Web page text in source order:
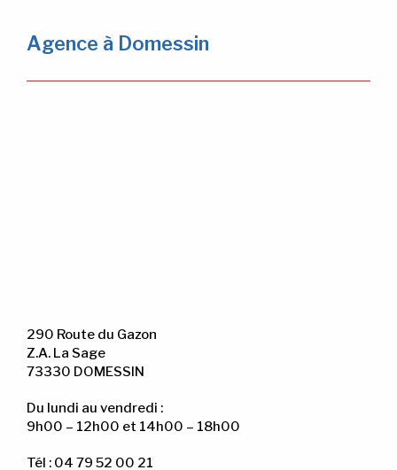
Agence à Domessin
290 Route du Gazon
Z.A. La Sage
73330 DOMESSIN
Du lundi au vendredi :
9h00 – 12h00 et 14h00 – 18h00
Tél : 04 79 52 00 21